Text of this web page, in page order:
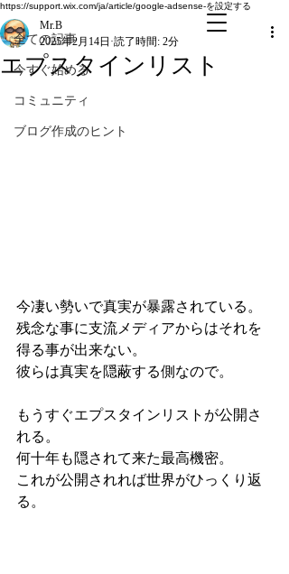
https://support.wix.com/ja/article/google-adsense-を設定する
全ての記事
今すぐ始める
コミュニティ
ブログ作成のヒント
エプスタインリスト
Mr.B
2025年2月14日 読了時間: 2分
今凄い勢いで真実が暴露されている。
残念な事に支流メディアからはそれを
得る事が出来ない。
彼らは真実を隠蔽する側なので。
もうすぐエプスタインリストが公開さ
れる。
何十年も隠されて来た最高機密。
これが公開されれば世界がひっくり返
る。